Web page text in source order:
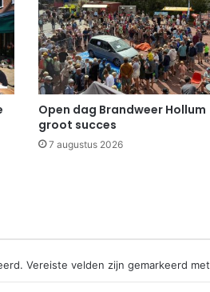
Open dag Brandweer Hollum
groot succes
7 augustus 2026
Vereiste velden zijn gemarkeerd met